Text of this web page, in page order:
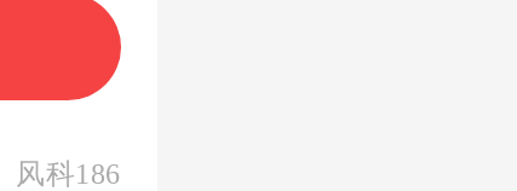
、珠
风科186